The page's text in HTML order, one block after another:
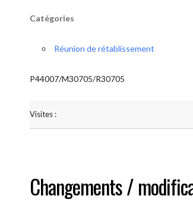
Catégories
Réunion de rétablissement
P44007/M30705/R30705
Visites :
Changements /